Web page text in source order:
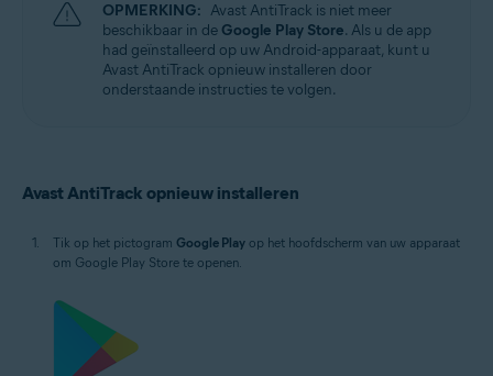
OPMERKING: Avast AntiTrack is niet meer
beschikbaar in de Google Play Store. Als u de app
had geïnstalleerd op uw Android-apparaat, kunt u
Avast AntiTrack opnieuw installeren door
onderstaande instructies te volgen.
Avast AntiTrack opnieuw installeren
Tik op het pictogram Google Play op het hoofdscherm van uw apparaat
om Google Play Store te openen.